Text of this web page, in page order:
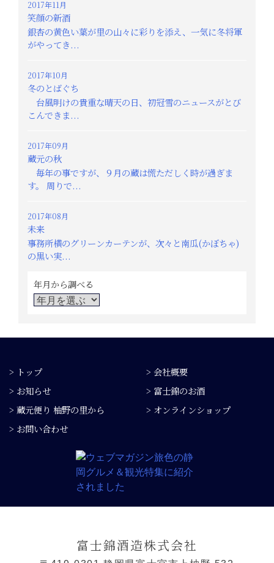
2017年11月
笑顔の新酒
銀杏の黄色い葉が里の山々に彩りを添え、一気に冬将軍
がやってき...
2017年10月
冬のとばぐち
台風明けの貴重な晴天の日、初冠雪のニュースがとび
こんできま...
2017年09月
蔵元の秋
毎年の事ですが、９月の蔵は慌ただしく時が過ぎま
す。 周りで...
2017年08月
未来
事務所横のグリーンカーテンが、次々と南瓜(かぼちゃ)
の黒い実...
年月から調べる
> トップ
> 会社概要
> お知らせ
> 富士錦のお酒
> 蔵元便り 柚野の里から
> オンラインショップ
> お問い合わせ
富士錦酒造株式会社